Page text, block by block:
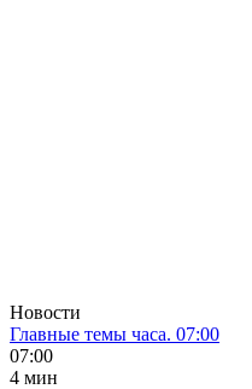
Новости
Главные темы часа. 07:00
07:00
4 мин